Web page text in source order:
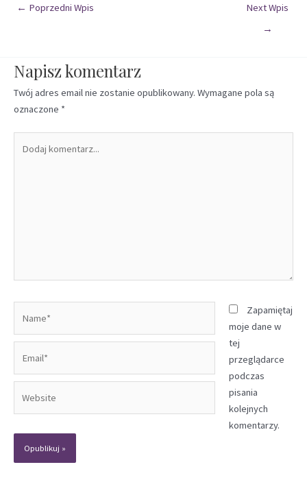
← Poprzedni Wpis
Next Wpis
→
Napisz komentarz
Twój adres email nie zostanie opublikowany. Wymagane pola są
oznaczone *
komentarz...
Zapamiętaj
moje dane w
tej
przeglądarce
podczas
pisania
kolejnych
komentarzy.